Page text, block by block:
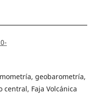
geobarometría,
central, Faja Volcánica